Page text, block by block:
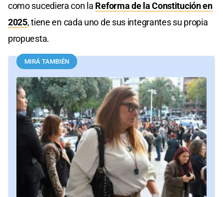
como sucediera con la Reforma de la Constitución en
2025, tiene en cada uno de sus integrantes su propia
propuesta.
MIRÁ TAMBIÉN